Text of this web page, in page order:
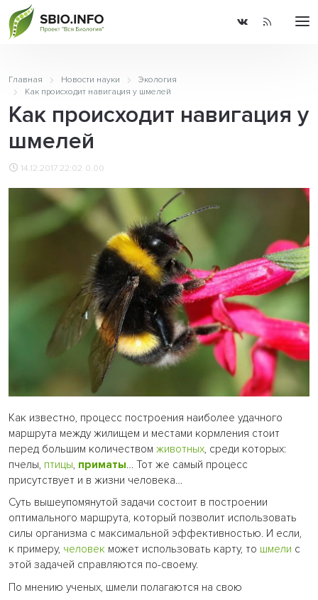
Главная Новости науки
Экология
Как происходит навигация у шмелей
Как происходит навигация у
шмелей
14.12.2017 22:02 0.00
Как известно, процесс построения наиболее удачного
маршрута между жилищем и местами кормления стоит
перед большим количеством животных, среди которых:
пчелы, птицы, приматы… Тот же самый процесс
присутствует и в жизни человека…
Суть вышеупомянутой задачи состоит в построении
оптимального маршрута, который позволит использовать
силы организма с максимальной эффективностью. И если,
к примеру, человек может использовать карту, то шмели с
этой задачей справляются по-своему.
По мнению ученых, шмели полагаются на свою